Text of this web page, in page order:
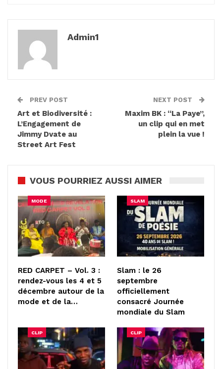
Admin1
PREV POST
Art et Biodiversité :
L’Engagement de
Jimmy Dvate au
Street Art Fest
NEXT POST
Maxim BK : “La Paye”,
un clip qui en met
plein la vue !
VOUS POURRIEZ AUSSI AIMER
MODE
RED CARPET – Vol. 3 :
rendez-vous les 4 et 5
décembre autour de la
mode et de la…
SLAM
Slam : le 26
septembre
officiellement
consacré Journée
mondiale du Slam
CLIP CLIP